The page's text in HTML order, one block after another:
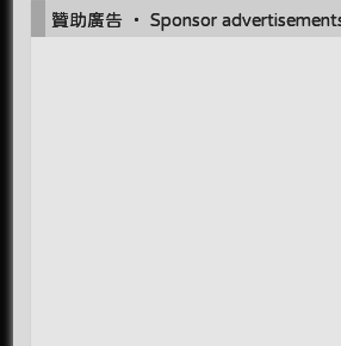
贊助廣告 ‧ Sponsor